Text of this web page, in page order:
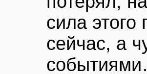
сила этого
сейчас, а